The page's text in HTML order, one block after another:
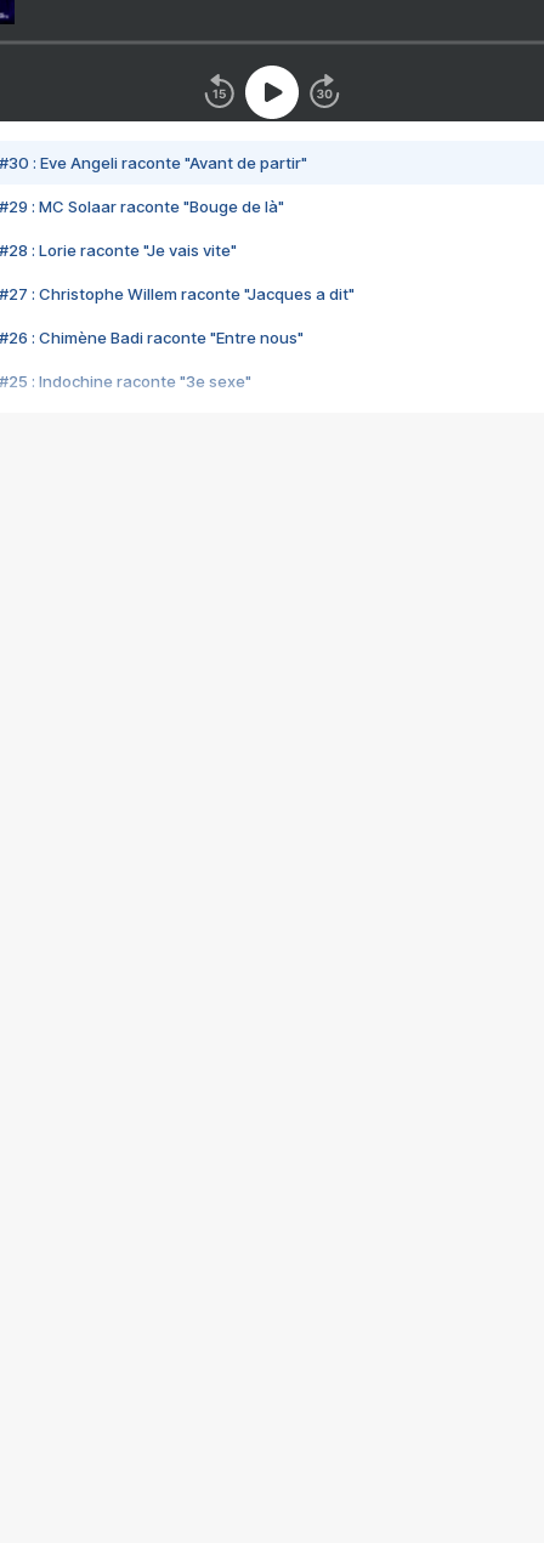
#30 : Eve Angeli raconte "Avant de partir"
#29 : MC Solaar raconte "Bouge de là"
#28 : Lorie raconte "Je vais vite"
#27 : Christophe Willem raconte "Jacques a dit"
#26 : Chimène Badi raconte "Entre nous"
#25 : Indochine raconte "3e sexe"